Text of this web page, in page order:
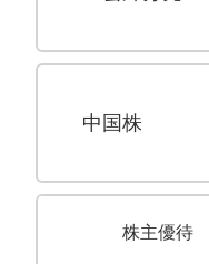
中国株
株主優待